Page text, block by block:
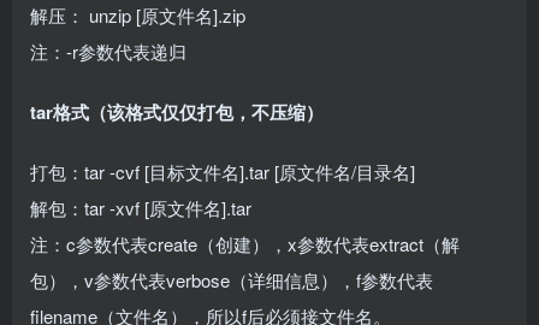
解压： unzip [原文件名].zip
注：-r参数代表递归
tar格式（该格式仅仅打包，不压缩）
打包：tar -cvf [目标文件名].tar [原文件名/目录名]
解包：tar -xvf [原文件名].tar
注：c参数代表create（创建），x参数代表extract（解
包），v参数代表verbose（详细信息），f参数代表
filename（文件名），所以f后必须接文件名。